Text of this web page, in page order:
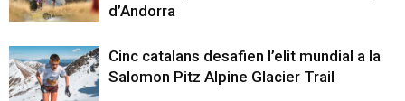
d’Andorra
Cinc catalans desafien l’elit mundial a la
Salomon Pitz Alpine Glacier Trail